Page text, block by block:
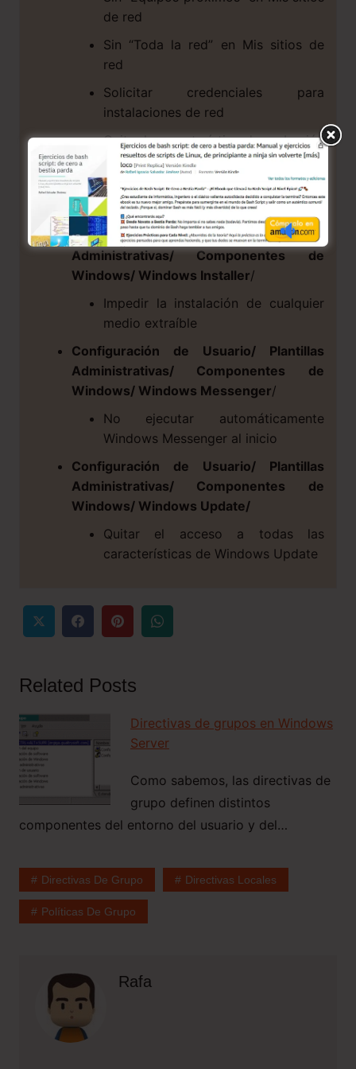
de red
Sin “Toda la red” en Mis sitios de
red
Solicitar credenciales para
instalaciones de red
Quitar la característica de grabación
de CD
Quitar Documentos compartidos de
Mi Pc
Configuración de Usuario/ Plantillas
Administrativas/ Componentes de
Windows/ Windows Installer/
Impedir la instalación de cualquier
medio extraíble
Configuración de Usuario/ Plantillas
Administrativas/ Componentes de
Windows/ Windows Messenger/
No ejecutar automáticamente
Windows Messenger al inicio
Configuración de Usuario/ Plantillas
Administrativas/ Componentes de
Windows/ Windows Update/
Quitar el acceso a todas las
características de Windows Update
Related Posts
Directivas de grupos en Windows
Server
Como sabemos, las directivas de
grupo definen distintos
componentes del entorno del usuario y del…
Directivas De Grupo Directivas Locales
Políticas De Grupo
Rafa